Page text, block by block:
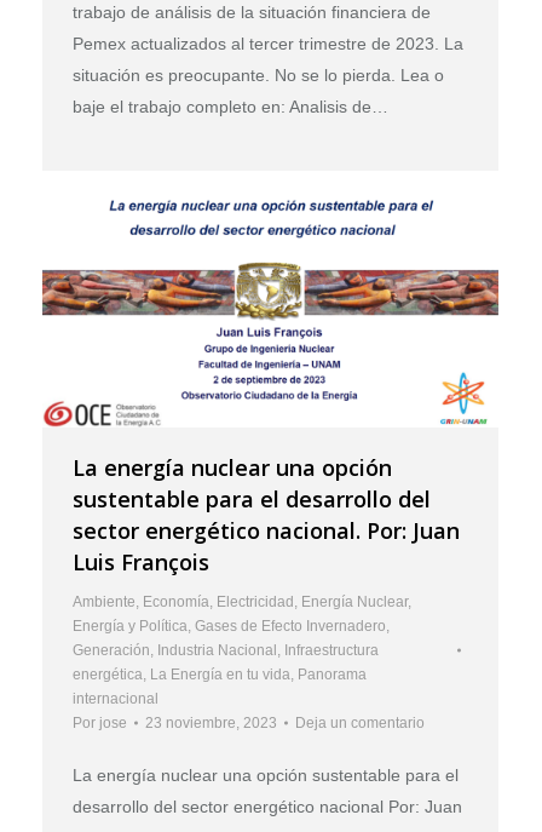
trabajo de análisis de la situación financiera de
Pemex actualizados al tercer trimestre de 2023. La
situación es preocupante. No se lo pierda. Lea o
baje el trabajo completo en: Analisis de…
La energía nuclear una opción
sustentable para el desarrollo del
sector energético nacional. Por: Juan
Luis François
Ambiente Economía Electricidad Energía Nuclear,
Energía y Política Gases de Efecto Invernadero
Generación Industria Nacional Infraestructura
energética La Energía en tu vida Panorama
internacional
Por jose 23 noviembre, 2023 Deja un comentario
La energía nuclear una opción sustentable para el
desarrollo del sector energético nacional Por: Juan